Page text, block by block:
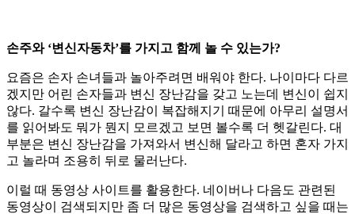
손주와 ‘변신자동차’를 가지고 함께 놀 수 있는가?
요즘은 손자 손녀들과 놀아주려면 배워야 한다. 나이마다 다르
겠지만 어린 손자들과 변신 장난감을 갖고 노는데 변신이 쉽지
않다. 갈수록 변신 장난감이 복잡해지기 때문에 아무리 설명서
를 읽어봐도 뭐가 뭔지 모르겠고 보면 볼수록 더 헷갈린다. 대
부분은 변신 장난감을 가져와서 변신해 달라고 하면 혼자 가지
고 놀라며 조용히 뒤로 물러난다.
이럴 때 동영상 사이트를 활용한다. 네이버나 다음도 관련된
동영상이 검색되지만 좀 더 많은 동영상을 검색하고 싶을 때는